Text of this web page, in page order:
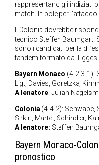
rappresentano gli indiziati
match. In pole per l’attacco
Il Colonia dovrebbe
tecnico Steffen Baumgart.
sono i candidati per la
tandem formato da Tigges
Bayern Monaco (4-2-3-1):
Ligt, Davies, Goretzka,
Allenatore: Julian
Colonia (4-4-2): Schwabe,
Shkiri, Martel, Schindler,
Allenatore: Steffen
Bayern Monaco-
pronostico